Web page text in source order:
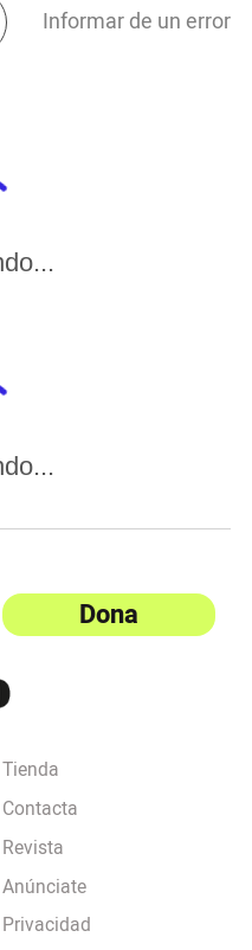
Informar de un error
Dona
Tienda
Contacta
Revista
Anúnciate
Privacidad